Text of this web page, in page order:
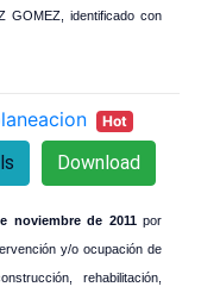
GOMEZ, identificado con
Hot
Download
noviembre de 2011por
y/o ocupación de
rehabilitación,